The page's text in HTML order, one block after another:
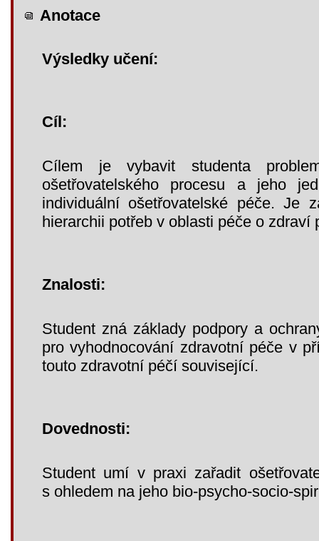
Anotace
Výsledky učení:
Cíl:
Cílem je vybavit studenta
ošetřovatelského procesu a jeho
individuální ošetřovatelské péče. Je
hierarchii potřeb v oblasti péče o zdraví
Znalosti:
Student zná základy podpory a
pro vyhodnocování zdravotní péče v
touto zdravotní péčí související.
Dovednosti:
Student umí v praxi zařadit
s ohledem na jeho bio-psycho-socio-